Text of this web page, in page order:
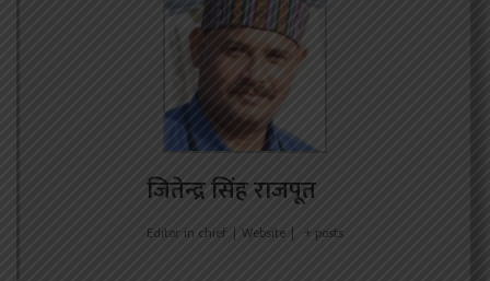
जितेन्द्र सिंह राजपूत
Editor in chief | Website | + posts